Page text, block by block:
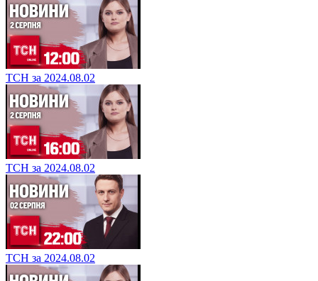
ТСН за 2024.08.02
ТСН за 2024.08.02
ТСН за 2024.08.02